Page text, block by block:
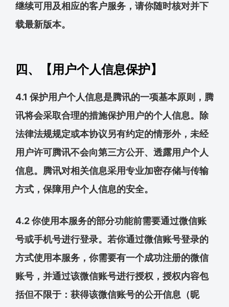
继续可用及相应的客户服务，请你随时核对并下
载最新版本。
四、【用户个人信息保护】
4.1 保护用户个人信息是腾讯的一项基本原则，腾
讯将会采取合理的措施保护用户的个人信息。除
法律法规规定或本协议另有约定的情形外，未经
用户许可腾讯不会向第三方公开、透露用户个人
信息。腾讯对相关信息采用专业加密存储与传输
方式，保障用户个人信息的安全。
4.2 你使用本服务的部分功能前需要通过微信账
号或手机号进行登录。若你通过微信账号登录的
方式使用本服务，你需要有一个成功注册的微信
账号，并通过该微信账号进行授权，授权内容包
括但不限于：获得该微信账号的公开信息（昵